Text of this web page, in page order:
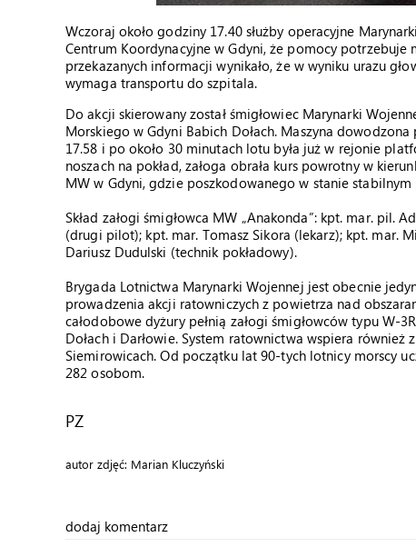
Wczoraj około godziny 17.40 służby operacyjne
Centrum Koordynacyjne w Gdyni, że pomocy
przekazanych informacji wynikało, że w wyniku urazu
wymaga transportu do szpitala.
Do akcji skierowany został śmigłowiec Marynarki
Morskiego w Gdyni Babich Dołach. Maszyna
17.58 i po około 30 minutach lotu była już w rejonie
noszach na pokład, załoga obrała kurs powrotny w
MW w Gdyni, gdzie poszkodowanego w stanie
Skład załogi śmigłowca MW „Anakonda”: kpt. mar. pil.
(drugi pilot); kpt. mar. Tomasz Sikora (lekarz); kpt. mar.
Dariusz Dudulski (technik pokładowy).
Brygada Lotnictwa Marynarki Wojennej jest obecnie
prowadzenia akcji ratowniczych z powietrza nad
całodobowe dyżury pełnią załogi śmigłowców typu W-
Dołach i Darłowie. System ratownictwa wspiera
Siemirowicach. Od początku lat 90-tych lotnicy morscy
282 osobom.
PZ
autor zdjęć: Marian Kluczyński
dodaj komentarz